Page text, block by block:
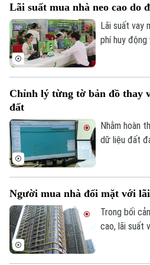
Golf
Tin tức
Sao
Điện ảnh
Đã phát sóng
này.
Lãi suất mua nhà neo cao do
Lãi suất vay
phí huy động
Chỉnh lý từng tờ bản đồ thay
đất
Nhằm hoàn
dữ liệu đất
từng tờ bản
đất như
là giải pháp
Người mua nhà đối mặt với
Trong bối
cao, lãi suất